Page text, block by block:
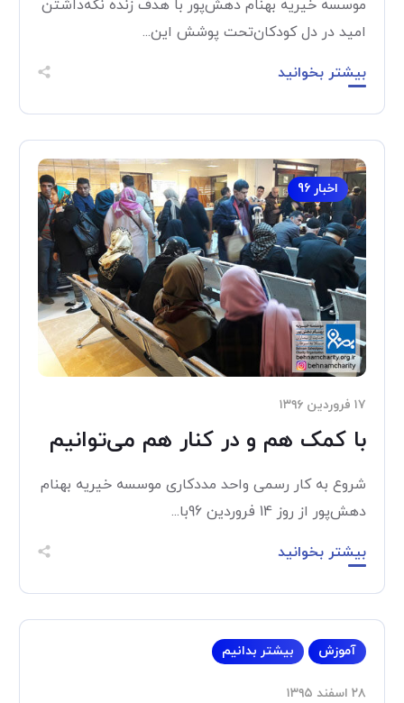
موسسه خیریه بهنام دهش‌پور با هدف زنده نگه‌داشتن
امید در دل کودکان‌تحت پوشش این...
بیشتر بخوانید
اخبار 96
۱۷ فروردین ۱۳۹۶
با کمک هم و در کنار هم می‌توانیم
شروع به کار رسمی واحد مددکاری موسسه خیریه بهنام
دهش‌پور از روز 14 فروردین 96با...
بیشتر بخوانید
آموزش بیشتر بدانیم
۲۸ اسفند ۱۳۹۵